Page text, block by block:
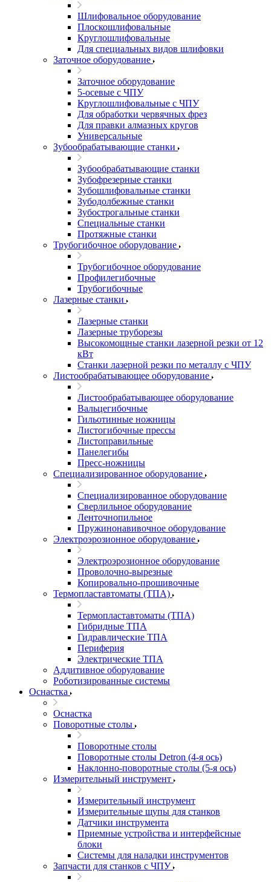
Шлифовальное оборудование
Плоскошлифовальные
Круглошлифовальные
Для специальных видов шлифовки
Заточное оборудование
Заточное оборудование
5-осевые с ЧПУ
Круглошлифовальные с ЧПУ
Для обработки червячных фрез
Для правки алмазных кругов
Универсальные
Зубообрабатывающие станки
Зубообрабатывающие станки
Зубофрезерные станки
Зубошлифовальные станки
Зубодолбежные станки
Зубострогальные станки
Специальные станки
Протяжные станки
Трубогибочное оборудование
Трубогибочное оборудование
Профилегибочные
Трубогибочные
Лазерные станки
Лазерные станки
Лазерные труборезы
Высокомощные станки лазерной резки от 12
кВт
Станки лазерной резки по металлу с ЧПУ
Листообрабатывающее оборудование
Листообрабатывающее оборудование
Вальцегибочные
Гильотинные ножницы
Листогибочные прессы
Листоправильные
Панелегибы
Пресс-ножницы
Специализированное оборудование
Специализированное оборудование
Сверлильное оборудование
Ленточнопильное
Пружинонавивочное оборудование
Электроэрозионное оборудование
Электроэрозионное оборудование
Проволочно-вырезные
Копировально-прошивочные
Термопластавтоматы (ТПА)
Термопластавтоматы (ТПА)
Гибридные ТПА
Гидравлические ТПА
Периферия
Электрические ТПА
Аддитивное оборудование
Роботизированные системы
Оснастка
Оснастка
Поворотные столы
Поворотные столы
Поворотные столы Detron (4-я ось)
Наклонно-поворотные столы (5-я ось)
Измерительный инструмент
Измерительный инструмент
Измерительные щупы для станков
Датчики инструмента
Приемные устройства и интерфейсные
блоки
Системы для наладки инструментов
Запчасти для станков с ЧПУ